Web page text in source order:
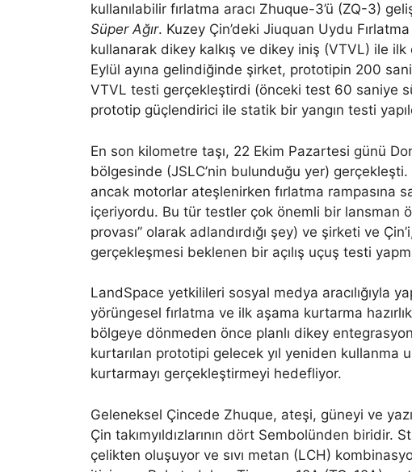
kullanılabilir fırlatma aracı Zhuque-3’ü (ZQ-3)
Süper Ağır. Kuzey Çin’deki Jiuquan Uydu
kullanarak dikey kalkış ve dikey iniş (VTVL) ile ilk
Eylül ayına gelindiğinde şirket, prototipin 200
VTVL testi gerçekleştirdi (önceki test 60 saniye
prototip güçlendirici ile statik bir yangın testi
En son kilometre taşı, 22 Ekim Pazartesi günü
bölgesinde (JSLC’nin bulunduğu yer)
ancak motorlar ateşlenirken fırlatma rampasına
içeriyordu. Bu tür testler çok önemli bir lansman
provası” olarak adlandırdığı şey) ve şirketi ve
gerçekleşmesi beklenen bir açılış uçuş testi
LandSpace yetkilileri sosyal medya aracılığıyla
yörüngesel fırlatma ve ilk aşama kurtarma
bölgeye dönmeden önce planlı dikey
kurtarılan prototipi gelecek yıl yeniden kullanma
kurtarmayı gerçekleştirmeyi hedefliyor.
Geleneksel Çincede Zhuque, ateşi, güneyi ve
Çin takımyıldızlarının dört Sembolünden
çelikten oluşuyor ve sıvı metan (LCH)